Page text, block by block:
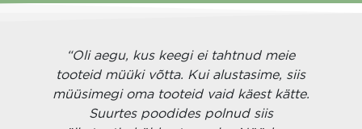
“Oli aegu, kus keegi ei tahtnud meie
tooteid müüki võtta. Kui alustasime, siis
müüsimegi oma tooteid vaid käest kätte.
Suurtes poodides polnud siis